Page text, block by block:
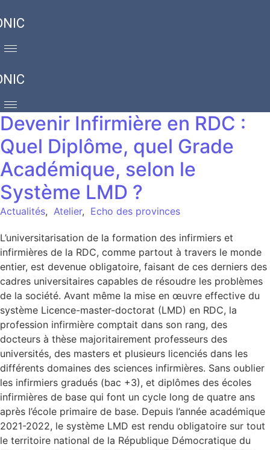
Devenir Infirmière en RDC :
Quel Diplôme, quel Grade
Académique, selon le
Système LMD ?
Actualités, Atelier, Echo des provinces
L’universitarisation de la formation des infirmiers et
infirmières de la RDC, comme partout à travers le monde
entier, est devenue obligatoire, faisant de ces derniers des
cadres universitaires capables de résoudre les problèmes
de la société. Avant même la mise en œuvre effective du
système Licence-master-doctorat (LMD) en RDC, la
profession infirmière comptait dans son rang, des
docteurs à thèse majoritairement professeurs des
universités, des masters et plusieurs licenciés dans les
différents domaines des sciences infirmières. Sans oublier
les infirmiers gradués (bac +3), et diplômes des écoles
infirmières de base qui font un cycle long de quatre ans
après l’école primaire de base. Depuis l’année académique
2021-2022, le système LMD est rendu obligatoire sur tout
le territoire national de la République Démocratique du